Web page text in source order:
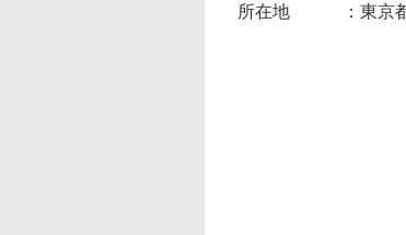
所在地 ：東京都